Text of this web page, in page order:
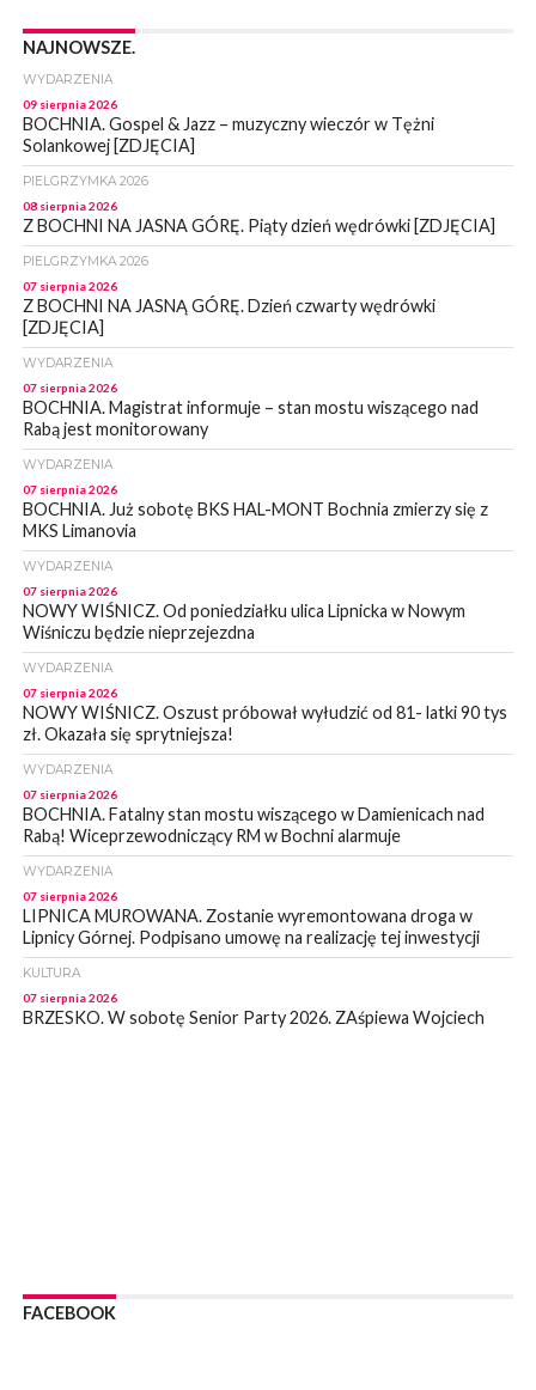
NAJNOWSZE.
WYDARZENIA
09 sierpnia 2026
BOCHNIA. Gospel & Jazz – muzyczny wieczór w Tężni
Solankowej [ZDJĘCIA]
PIELGRZYMKA 2026
08 sierpnia 2026
Z BOCHNI NA JASNA GÓRĘ. Piąty dzień wędrówki [ZDJĘCIA]
PIELGRZYMKA 2026
07 sierpnia 2026
Z BOCHNI NA JASNĄ GÓRĘ. Dzień czwarty wędrówki
[ZDJĘCIA]
WYDARZENIA
07 sierpnia 2026
BOCHNIA. Magistrat informuje – stan mostu wiszącego nad
Rabą jest monitorowany
WYDARZENIA
07 sierpnia 2026
BOCHNIA. Już sobotę BKS HAL-MONT Bochnia zmierzy się z
MKS Limanovia
WYDARZENIA
07 sierpnia 2026
NOWY WIŚNICZ. Od poniedziałku ulica Lipnicka w Nowym
Wiśniczu będzie nieprzejezdna
WYDARZENIA
07 sierpnia 2026
NOWY WIŚNICZ. Oszust próbował wyłudzić od 81- latki 90 tys
zł. Okazała się sprytniejsza!
WYDARZENIA
07 sierpnia 2026
BOCHNIA. Fatalny stan mostu wiszącego w Damienicach nad
Rabą! Wiceprzewodniczący RM w Bochni alarmuje
WYDARZENIA
07 sierpnia 2026
LIPNICA MUROWANA. Zostanie wyremontowana droga w
Lipnicy Górnej. Podpisano umowę na realizację tej inwestycji
KULTURA
07 sierpnia 2026
BRZESKO. W sobotę Senior Party 2026. ZAśpiewa Wojciech
BOCHNIA. Podpisano umowę na wykonanie dokumentacji
projektowej przebudowy ulicy Dołuszyckiej
FACEBOOK